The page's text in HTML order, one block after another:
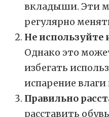
вкладыши. Эти
регулярно
Не используйте
Однако это
избегать
испарение
Правильно
расставить